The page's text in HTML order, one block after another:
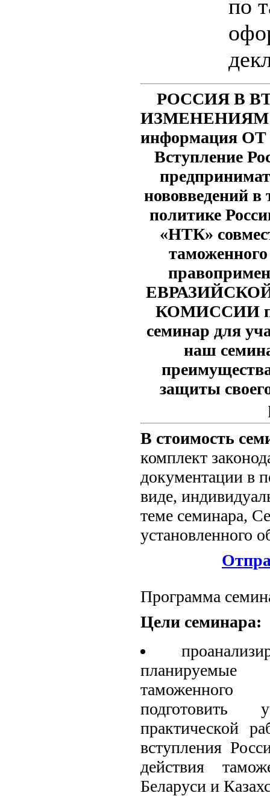
по
РОССИЯ В
информация
Вступление
нововведений в
политике
«НТК»
таможенного
КОМИССИИ
семинар для
наш
защиты
В стоимость
комплект
документации в
виде,
теме семинара,
установленного
Программа
Цели семинара:
таможенного
практической
вступления
действия
Беларуси и